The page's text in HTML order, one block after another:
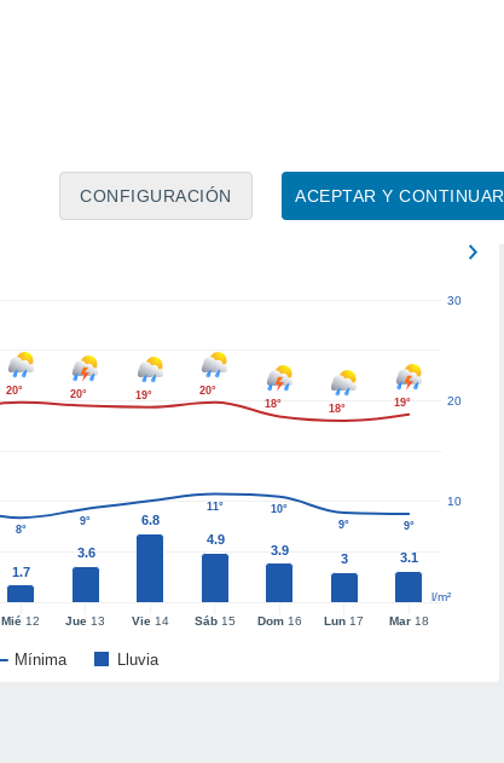
ACEPTAR Y CONTINUAR
CONFIGURACIÓN
Mínima Lluvia
Mié 12 Jue 13 Vie14 Sáb15 Dom16 Lun 17 Mar18
10
20
30
l/m²
1.7
3.6
6.8
4.9
3.9
3 3.1
20° 20° 19°
20°
18°
18° 19°
8°
9°
11°
10°
9°
9°